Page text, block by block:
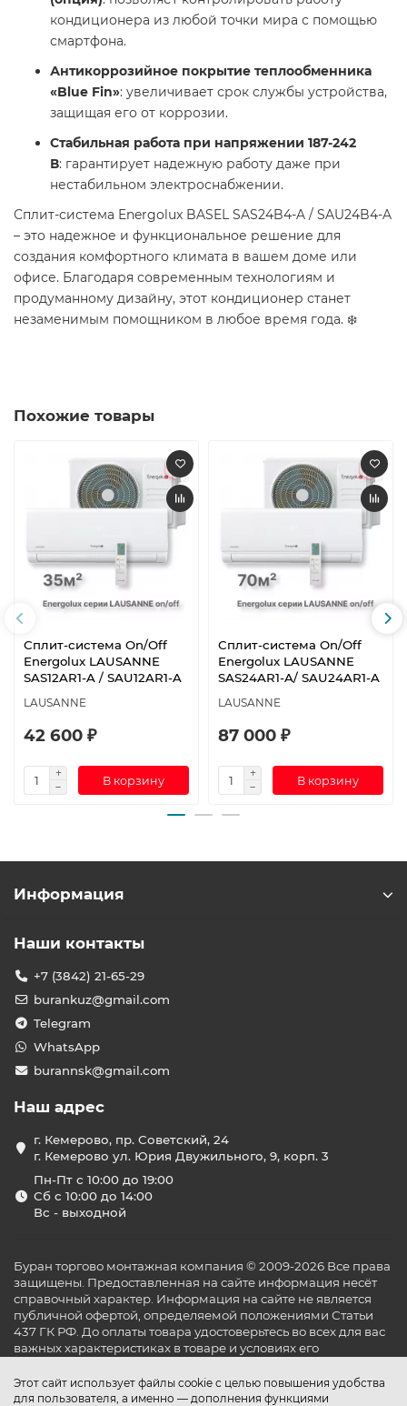
кондиционера из любой точки мира с помощью
смартфона.​
Антикоррозийное покрытие теплообменника
«Blue Fin»: увеличивает срок службы устройства,
защищая его от коррозии.​
Стабильная работа при напряжении 187-242
В: гарантирует надежную работу даже при
нестабильном электроснабжении.​
Сплит-система Energolux BASEL SAS24B4-A / SAU24B4-A
– это надежное и функциональное решение для
создания комфортного климата в вашем доме или
офисе. Благодаря современным технологиям и
продуманному дизайну, этот кондиционер станет
незаменимым помощником в любое время года. ❄️
Похожие товары
Сплит-система On/Off
Energolux LAUSANNE
SAS12AR1-A / SAU12AR1-A
LAUSANNE
42 600 ₽
В корзину
Сплит-система On/Off
Energolux LAUSANNE
SAS24AR1-A/ SAU24AR1-A
LAUSANNE
87 000 ₽
В корзину
Этот сайт использует файлы cookie с целью повышения удобства
для пользователя, а именно — дополнения функциями
Информация
Наши контакты
+7 (3842) 21-65-29
burankuz@gmail.com
Telegram
WhatsApp
burannsk@gmail.com
Наш адрес
г. Кемерово, пр. Советский, 24
г. Кемерово ул. Юрия Двужильного, 9, корп. 3
Пн-Пт с 10:00 до 19:00
Сб с 10:00 до 14:00
Вс - выходной
Буран торгово монтажная компания © 2009-2026 Все права
защищены. Предоставленная на сайте информация несёт
справочный характер. Информация на сайте не является
публичной офертой, определяемой положениями Статьи
437 ГК РФ. До оплаты товара удостоверьтесь во всех для вас
важных характеристиках в товаре и условиях его